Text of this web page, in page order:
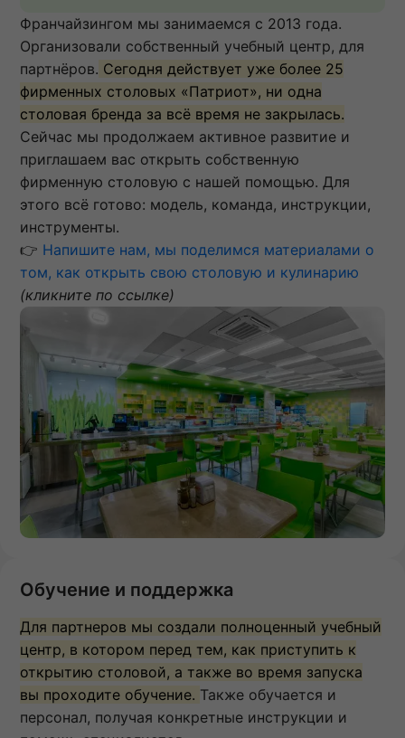
Франчайзингом мы занимаемся с 2013 года.
Организовали собственный учебный центр, для
партнёров. Сегодня действует уже более 25
фирменных столовых «Патриот», ни одна
столовая бренда за всё время не закрылась.
Сейчас мы продолжаем активное развитие и
приглашаем вас открыть собственную
фирменную столовую с нашей помощью. Для
этого всё готово: модель, команда, инструкции,
инструменты.
👉 Напишите нам, мы поделимся материалами о
том, как открыть свою столовую и кулинарию
(кликните по ссылке)
Обучение и поддержка
Для партнеров мы создали полноценный учебный
центр, в котором перед тем, как приступить к
открытию столовой, а также во время запуска
вы проходите обучение. Также обучается и
персонал, получая конкретные инструкции и